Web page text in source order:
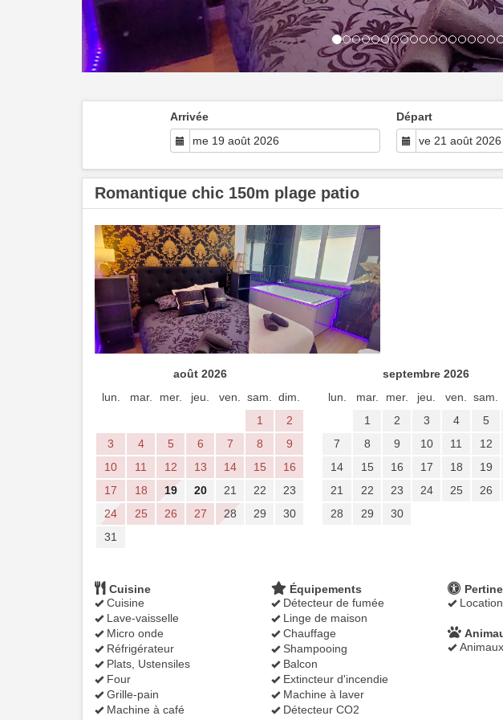
Arrivée Départ
Romantique chic 150m plage patio
août 2026
lun.
mar. mer. jeu. ven. sam.
dim.
1
2
3
4 5 6 7 8
9
10
11 12 13 14 15
16
17
18 19 20 21 22
23
24
25 26 27 28 29
30
31
septembre 2026
lun.
mar. mer. jeu. ven. sam.
1
2 3 4 5
7
8 9 10 11 12
14
15 16 17 18 19
21
22 23 24 25 26
28
29 30
Cuisine
Cuisine
Lave-vaisselle
Micro onde
Réfrigérateur
Plats, Ustensiles
Four
Grille-pain
Machine à café
Équipements
Détecteur de fumée
Linge de maison
Chauffage
Shampooing
Balcon
Extincteur d'incendie
Machine à laver
Détecteur CO2